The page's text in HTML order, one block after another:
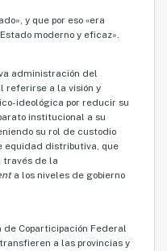
y que por eso «era
moderno y eficaz».
administración del
referirse a la visión y
ideológica por reducir su
institucional a su
su rol de custodio
equidad distributiva, que
través de la
a los niveles de gobierno
Coparticipación Federal
a las provincias y